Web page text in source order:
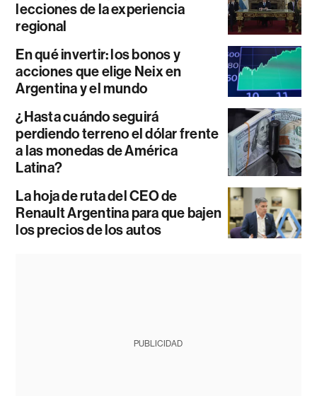
lecciones de la experiencia
regional
En qué invertir: los bonos y
acciones que elige Neix en
Argentina y el mundo
¿Hasta cuándo seguirá
perdiendo terreno el dólar frente
a las monedas de América
Latina?
La hoja de ruta del CEO de
Renault Argentina para que bajen
los precios de los autos
PUBLICIDAD